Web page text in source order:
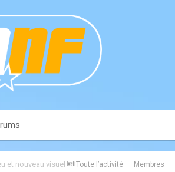
Toute l’activité Membres
et nouveau visuel